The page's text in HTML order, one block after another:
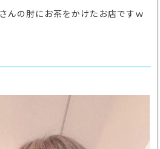
んの肘にお茶をかけたお店ですｗ